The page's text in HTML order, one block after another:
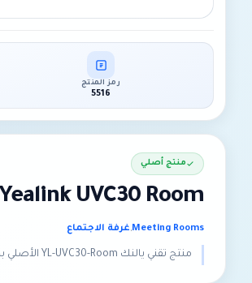
رمز المنتج
5516
منتج أصلي
Yealink UVC30 Room – إكسسوار غرف اجتماعات Yealink أصلي
Meeting Rooms
,غرفة الاجتماع
منتج تقني يالنك YL-UVC30-Room الأصلي بضمان الوكيل من متجر إبتكار الحلول الذكية للتقنية في المملكة العربية السعودية.